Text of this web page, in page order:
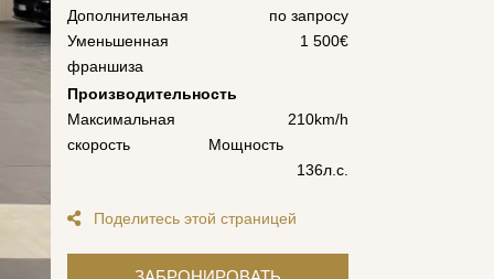
Дополнительная
по запросу
Уменьшенная
франшиза
1 500€
Производительность
Максимальная
скорость
210km/h
Мощность
136л.с.
Поделитесь этой страницей